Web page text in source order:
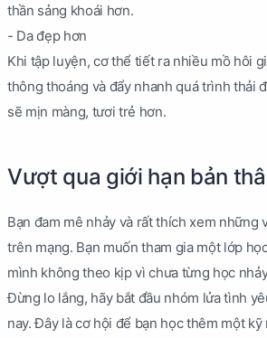
thần sảng khoái hơn.
- Da đẹp hơn
Khi tập luyện, cơ thể tiết ra nhiều mồ hôi
thông thoáng và đẩy nhanh quá trình thải
sẽ mịn màng, tươi trẻ hơn.
Vượt qua giới hạn bản
Bạn đam mê nhảy và rất thích xem những
trên mạng. Bạn muốn tham gia một lớp
mình không theo kịp vì chưa từng học
Đừng lo lắng, hãy bắt đầu nhóm lửa tình
nay. Đây là cơ hội để bạn học thêm một